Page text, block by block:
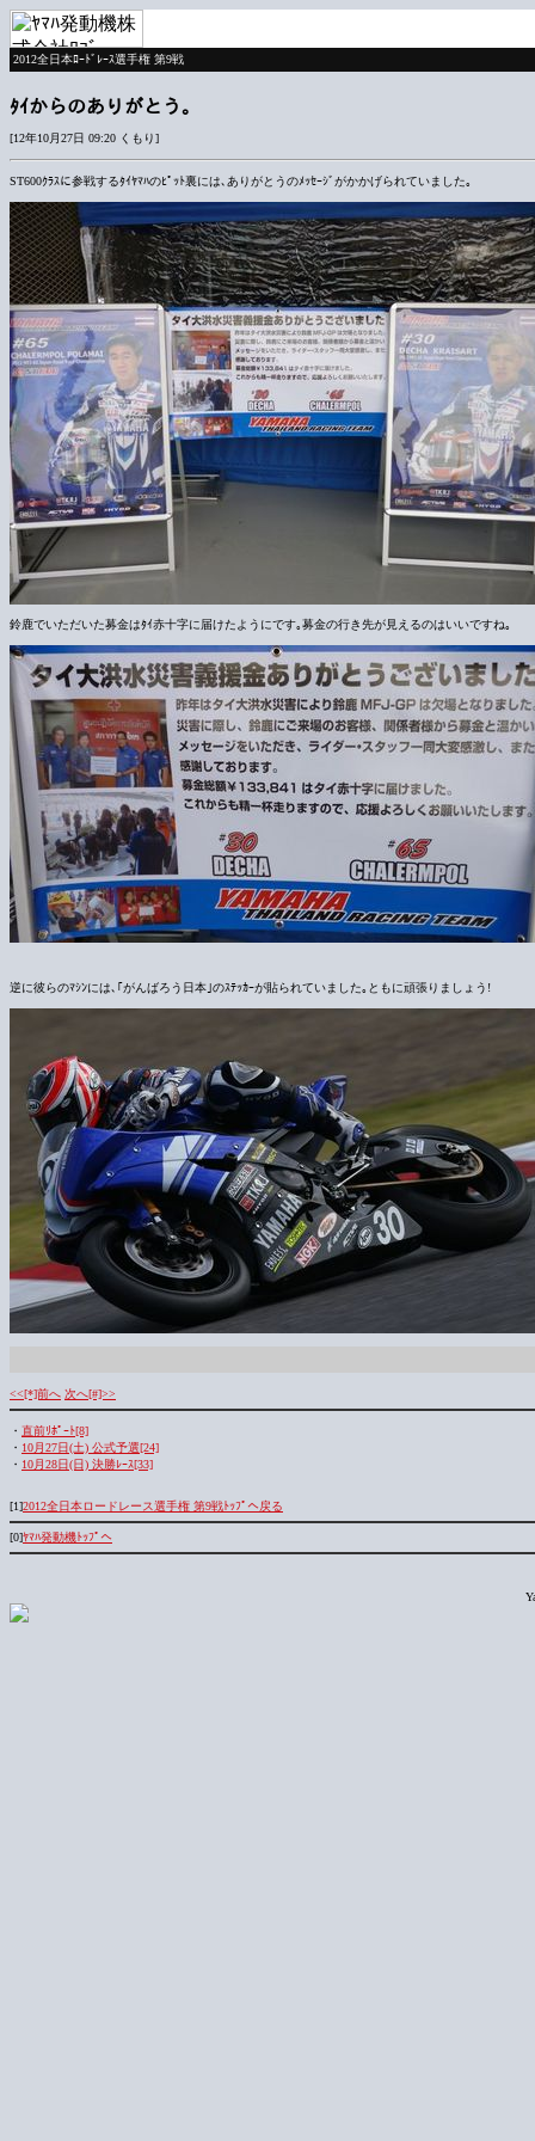
2012全日本ﾛｰﾄﾞﾚｰｽ選手権 第9戦
ﾀｲからのありがとう｡
[12年10月27日 09:20 くもり]
ST600ｸﾗｽに参戦するﾀｲﾔﾏﾊのﾋﾟｯﾄ裏には､ありがとうのﾒｯｾｰｼﾞがかかげられていました｡
鈴鹿でいただいた募金はﾀｲ赤十字に届けたようにです｡募金の行き先が見えるのはいいですね｡
逆に彼らのﾏｼﾝには､｢がんばろう日本｣のｽﾃｯｶｰが貼られていました｡ともに頑張りましょう!
<<[*]前へ 次へ[#]>>
・ 直前ﾘﾎﾟｰﾄ[8]
・ 10月27日(土) 公式予選[24]
・ 10月28日(日) 決勝ﾚｰｽ[33]
[1]2012全日本ロードレース選手権 第9戦ﾄｯﾌﾟへ戻る
[0]ﾔﾏﾊ発動機ﾄｯﾌﾟへ